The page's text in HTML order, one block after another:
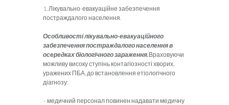
1. Лікувально-евакуаційне забезпечення
постраждалого населення.
Особливості лікувально-евакуаційного
забезпечення постраждалого населення в
осередках біологічного зараження.Враховуючи
можливу високу ступінь контагіозності хворих,
уражених ПБА, до встановлення етіологічного
діагнозу:
– медичний персонал повинен надавати медичну